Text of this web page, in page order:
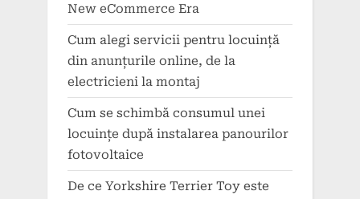
New eCommerce Era
Cum alegi servicii pentru locuință
din anunțurile online, de la
electricieni la montaj
Cum se schimbă consumul unei
locuințe după instalarea panourilor
fotovoltaice
De ce Yorkshire Terrier Toy este